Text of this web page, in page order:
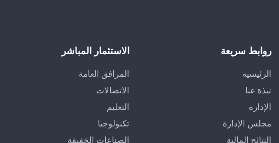
روابط سريعة
الرئيسية
نبذة عنا
الإدارة
مجلس الإدارة
النتائج المالية
الاستثمار المباشر
المرافق العامة
الاتصالات
التعليم
تكنولوجيا
الصناعات الخفيفة